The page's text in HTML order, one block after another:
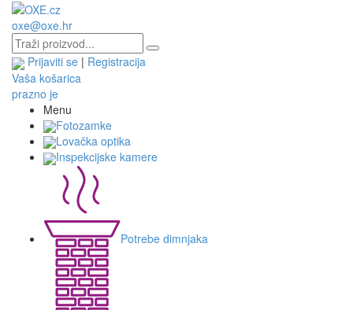
oxe@oxe.hr
Prijaviti se | Registracija
Vaša košarica
prazno je
Menu
Fotozamke
Lovačka optika
Inspekcijske kamere
Potrebe dimnjaka